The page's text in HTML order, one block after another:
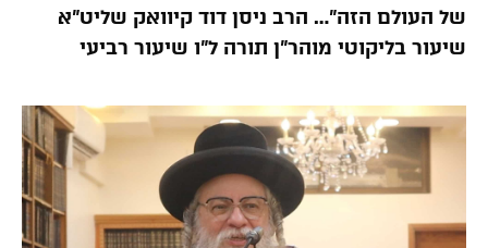
של העולם הזה”… הרב ניסן דוד קיוואק שליט”א
שיעור בליקוטי מוהר”ן תורה ל”ו שיעור רביעי